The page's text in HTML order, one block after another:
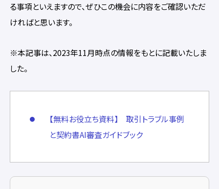
る事項といえますので、ぜひこの機会に内容をご確認いただ
ければと思います。
※本記事は、2023年11月時点の情報をもとに記載いたしま
した。
【無料お役立ち資料】 取引トラブル事例
と契約書AI審査ガイドブック